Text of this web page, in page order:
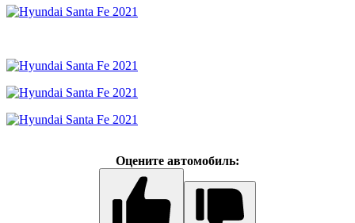
Оцените автомобиль: